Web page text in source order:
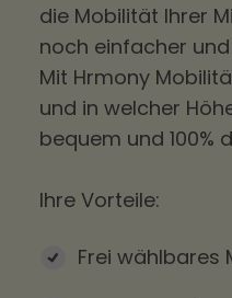
die Mobilität Ihrer
noch einfacher
Mit Hrmony
und in welcher
bequem und 100%
Ihre Vorteile:
Frei wählbares